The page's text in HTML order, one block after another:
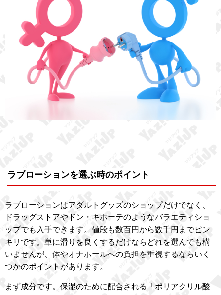
ラブローションを選ぶ時のポイント
ラブローションはアダルトグッズのショップだけでなく、
ドラッグストアやドン・キホーテのようなバラエティショ
ップでも入手できます。値段も数百円から数千円までピン
キリです。単に滑りを良くするだけならどれを選んでも構
いませんが、体やオナホールへの負担を重視するならいく
つかのポイントがあります。
まず成分です。保湿のために配合される「ポリアクリル酸